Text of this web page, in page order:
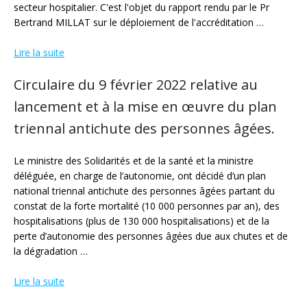
secteur hospitalier. C'est l'objet du rapport rendu par le Pr
Bertrand MILLAT sur le déploiement de l'accréditation …
Lire la suite
Circulaire du 9 février 2022 relative au
lancement et à la mise en œuvre du plan
triennal antichute des personnes âgées.
Le ministre des Solidarités et de la santé et la ministre
déléguée, en charge de l’autonomie, ont décidé d’un plan
national triennal antichute des personnes âgées partant du
constat de la forte mortalité (10 000 personnes par an), des
hospitalisations (plus de 130 000 hospitalisations) et de la
perte d’autonomie des personnes âgées due aux chutes et de
la dégradation …
Lire la suite